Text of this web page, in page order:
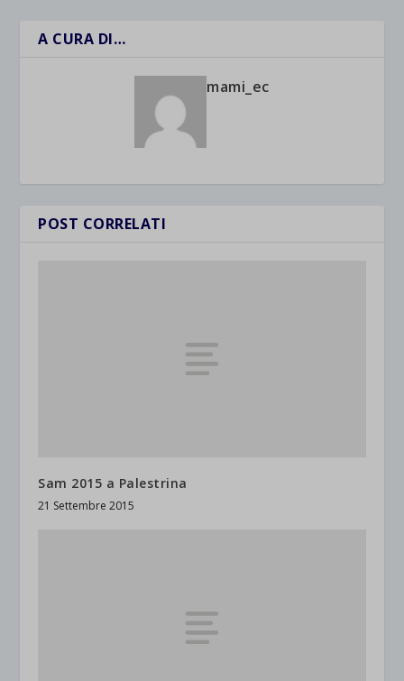
A CURA DI…
mami_ec
POST CORRELATI
Sam 2015 a Palestrina
21 Settembre 2015